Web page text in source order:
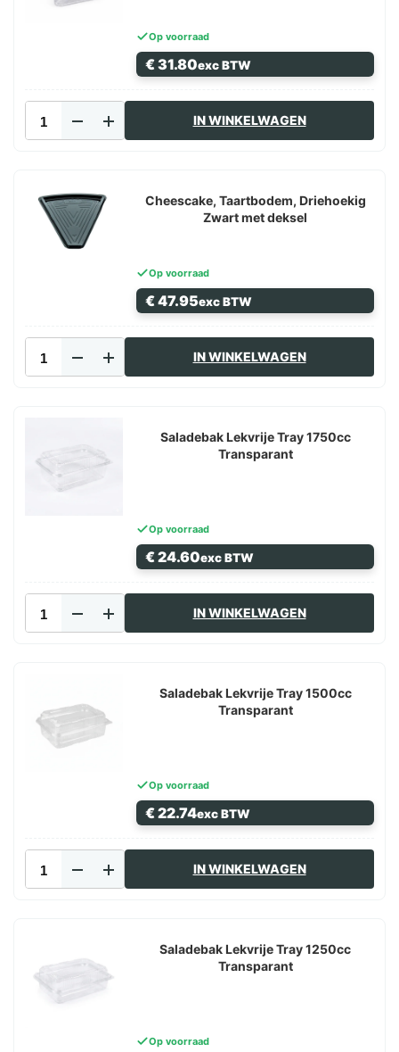
Op voorraad
€31.80exc BTW
Taartbakje
Driehoekig
aantal
IN WINKELWAGEN
Cheescake, Taartbodem, Driehoekig
Zwart met deksel
Op voorraad
€47.95exc BTW
Taartbodem,
Driehoekig
aantal
IN WINKELWAGEN
Saladebak Lekvrije Tray 1750cc
Transparant
Op voorraad
€24.60exc BTW
Lekvrije
Tray
IN WINKELWAGEN
Saladebak Lekvrije Tray 1500cc
Transparant
Op voorraad
€22.74exc BTW
Lekvrije
Tray
IN WINKELWAGEN
Saladebak Lekvrije Tray 1250cc
Transparant
Op voorraad